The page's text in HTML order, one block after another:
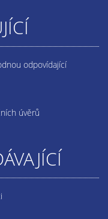
odpovídající
úvěrů